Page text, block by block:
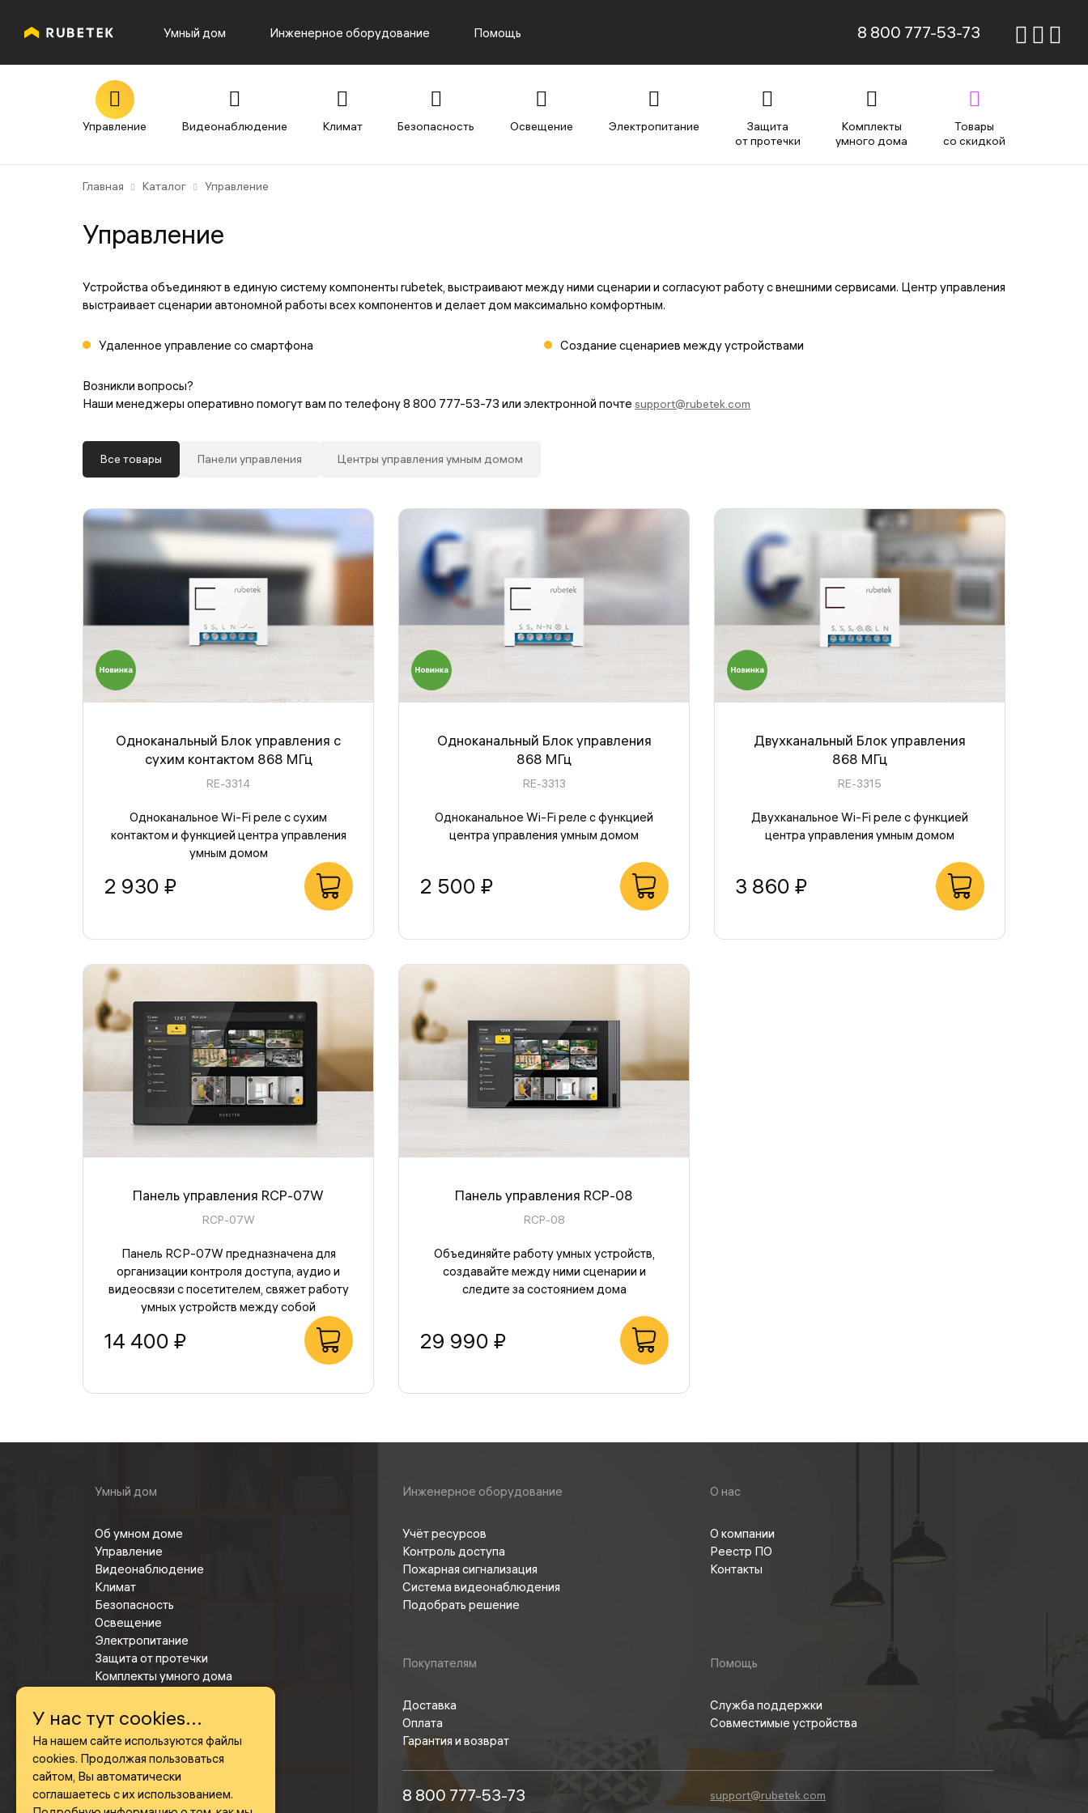
Умный дом Инженерное оборудование Помощь 8 800 777-53-73
Управление Видеонаблюдение Климат Безопасность Освещение Электропитание
Защита
от протечки
Комплекты
умного дома
Товары
со скидкой
Главная Каталог Управление
Управление
Устройства объединяют в единую систему компоненты rubetek, выстраивают между ними сценарии и согласуют работу с внешними сервисами. Центр управления
выстраивает сценарии автономной работы всех компонентов и делает дом максимально комфортным.
Удаленное управление со смартфона Создание сценариев между устройствами
Возникли вопросы?
Наши менеджеры оперативно помогут вам по телефону8 800 777-53-73 или электронной почте support@rubetek.com
Все товары Панели управления Центры управления умным домом
Одноканальный Блок управления с
сухим контактом 868 МГц
RE-3314
Одноканальное Wi-Fi реле с сухим
контактом и функцией центра управления
умным домом
2 930 ₽ В корзину
Одноканальный Блок управления
868 МГц
RE-3313
Одноканальное Wi-Fi реле с функцией
центра управления умным домом
2 500 ₽ В корзину
Двухканальный Блок управления
868 МГц
RE-3315
Двухканальное Wi-Fi реле с функцией
центра управления умным домом
3 860 ₽ В корзину
Панель управления RCP-07W
RCP-07W
Панель RCP-07W предназначена для
организации контроля доступа, аудио и
видеосвязи с посетителем, свяжет работу
умных устройств между собой
14 400 ₽ В корзину
Панель управления RCP-08
RCP-08
Объединяйте работу умных устройств,
создавайте между ними сценарии и
следите за состоянием дома
29 990 ₽ В корзину
Умный дом
Об умном доме
Управление
Видеонаблюдение
Климат
Безопасность
Освещение
Электропитание
Защита от протечки
Комплекты умного дома
Товары со скидкой
Инженерное оборудование
Учёт ресурсов
Контроль доступа
Пожарная сигнализация
Система видеонаблюдения
Подобрать решение
О нас
О компании
Реестр ПО
Контакты
Покупателям
Доставка
Оплата
Гарантия и возврат
Помощь
Служба поддержки
Совместимые устройства
8 800 777-53-73 support@rubetek.com
У нас тут cookies...
На нашем сайте используются файлы
cookies. Продолжая пользоваться
сайтом, Вы автоматически
соглашаетесь с их использованием.